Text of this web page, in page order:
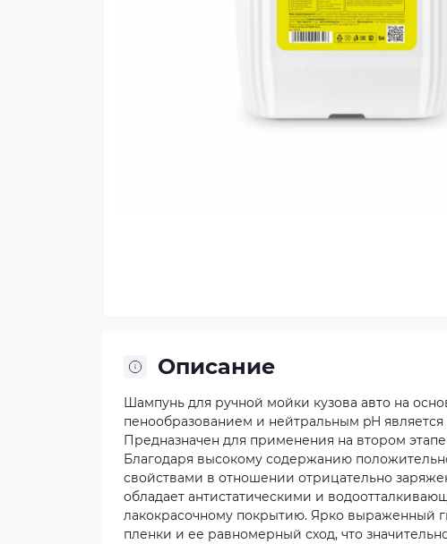
Описание
Шампунь для ручной мойки кузова авто на
пенообразованием и нейтральным pH
Предназначен для применения на втором
Благодаря высокому содержанию
свойствами в отношении отрицательно
обладает антистатическими и
лакокрасочному покрытию. Ярко выраженный
пленки и ее равномерный сход, что